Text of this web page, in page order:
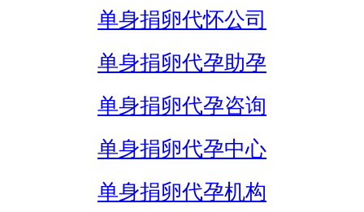
单身捐卵代怀公司
单身捐卵代孕助孕
单身捐卵代孕咨询
单身捐卵代孕中心
单身捐卵代孕机构